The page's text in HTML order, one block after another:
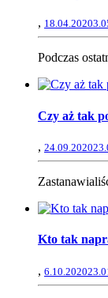
, 18.04.2020
Podczas
Czy aż tak
, 24.09.2020
Kto tak
, 6.10.2020